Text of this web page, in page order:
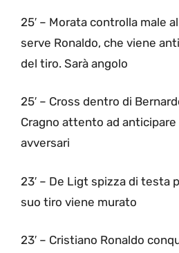
25′ – Morata controlla male
serve Ronaldo, che viene
del tiro. Sarà angolo
25′ – Cross dentro di
Cragno attento ad
avversari
23′ – De Ligt spizza di testa
suo tiro viene murato
23′ – Cristiano Ronaldo